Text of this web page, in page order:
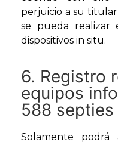
perjuicio a su
se pueda realizar
dispositivos in situ.
6. Registro
equipos
588 septies
Solamente